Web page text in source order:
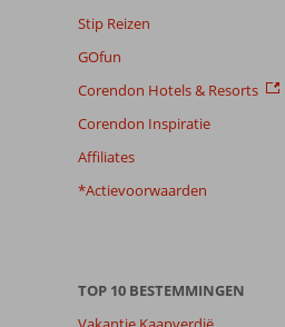
Stip Reizen
GOfun
Corendon Hotels & Resorts
Corendon Inspiratie
Affiliates
*Actievoorwaarden
TOP 10 BESTEMMINGEN